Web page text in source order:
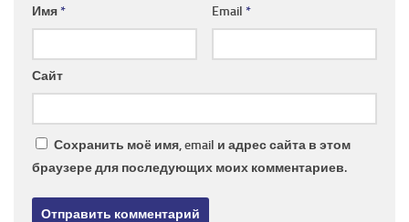
Имя* Email *
Сайт
Сохранить моё имя, email и адрес сайта в этом
браузере для последующих моих комментариев.